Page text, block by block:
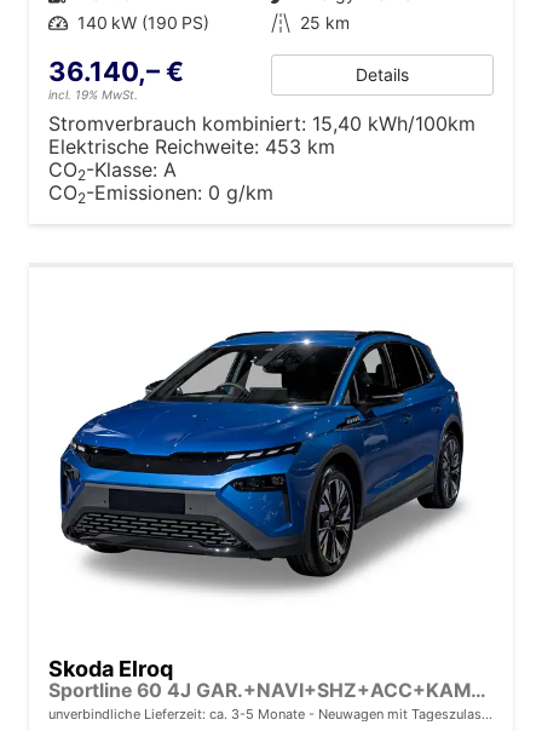
Leistung 140 kW (190 PS) Kilometerstand 25 km
36.140,– €
incl. 19% MwSt.
Details
Stromverbrauch kombiniert: 15,40 kWh/100km
Elektrische Reichweite: 453 km
CO2-Klasse: A
CO2-Emissionen: 0 g/km
Skoda Elroq
Sportline 60 4J GAR.+NAVI+SHZ+ACC+KAMERA+20" ALU
unverbindliche Lieferzeit: ca. 3-5 Monate Neuwagen mit Tageszulassung